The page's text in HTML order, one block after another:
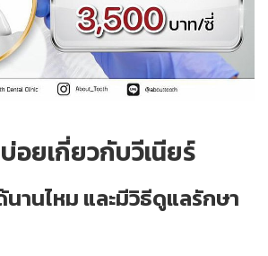
ยเกี่ยวกับวีเนียร์
นานไหม และมีวิธีดูแลรักษา